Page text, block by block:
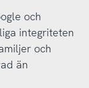
och
integriteten
och
än